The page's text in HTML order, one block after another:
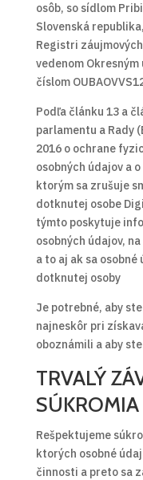
osôb, so sídlom
Slovenská
Registri
vedenom
číslom
Podľa článku 13 a
parlamentu a Rady
2016 o ochrane
osobných údajov a
ktorým sa zrušuje
dotknutej osobe
týmto poskytuje
osobných údajov,
a to aj ak sa
dotknutej osoby
Je potrebné, aby
najneskôr pri
oboznámili a aby
TRVALÝ
SÚKROMIA
Rešpektujeme
ktorých osobné
činnosti a preto sa